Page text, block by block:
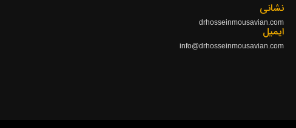
نشانی
drhosseinmousavian.com
ایمیل
info@drhosseinmousavian.com